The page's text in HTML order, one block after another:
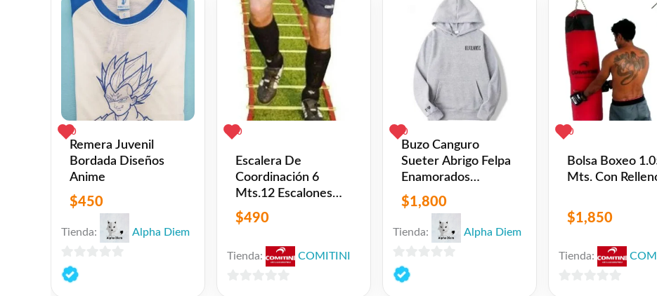
Imágenes meramente ilustrativas
Share Facebook
WhatsApp
Gmail
Email
Copy
Link
Twitter
ME GUSTA
👍 0 personas recomiendan este producto
0
Remera Juvenil
Bordada Diseños
Anime
$450
Tienda: Alpha Diem
0
de
0
Escalera De
Coordinación 6
Mts.12 Escalones
Ajustables
$490
Tienda: COMITINI
0
Buzo Canguro
Sueter Abrigo Felpa
Enamorados
Bordado (el Par)
$1,800
Tienda: Alpha Diem
0
de
0
Bolsa Boxeo
Mts. Con
$1,850
Tienda: